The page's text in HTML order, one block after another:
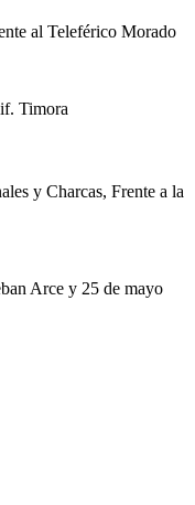
al Teleférico Morado
Timora
y Charcas, Frente a la
Arce y 25 de mayo